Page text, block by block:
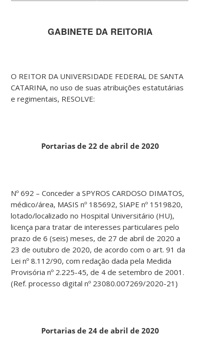
GABINETE DA REITORIA
O REITOR DA UNIVERSIDADE FEDERAL DE SANTA
CATARINA, no uso de suas atribuições estatutárias
e regimentais, RESOLVE:
Portarias de 22 de abril de 2020
Nº 692 – Conceder a SPYROS CARDOSO DIMATOS,
médico/área, MASIS nº 185692, SIAPE nº 1519820,
lotado/localizado no Hospital Universitário (HU),
licença para tratar de interesses particulares pelo
prazo de 6 (seis) meses, de 27 de abril de 2020 a
23 de outubro de 2020, de acordo com o art. 91 da
Lei nº 8.112/90, com redação dada pela Medida
Provisória nº 2.225-45, de 4 de setembro de 2001.
(Ref. processo digital nº 23080.007269/2020-21)
Portarias de 24 de abril de 2020